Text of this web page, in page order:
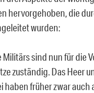
hervorgehoben, die
wurden:
Militärs sind nun für die
zuständig. Das Heer
haben früher zwar auch